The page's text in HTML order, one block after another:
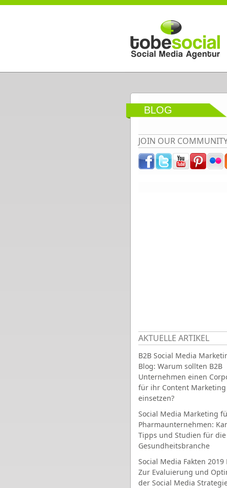
Direkt zum Inhalt
BLOG
JOIN OUR
AKTUELLE ARTIKEL
B2B Social Media
Blog: Warum sollten B2B
Unternehmen einen
für ihr Content Marketing
einsetzen?
Social Media Marketing
Pharmaunternehmen:
Tipps und Studien für die
Gesundheitsbranche
Social Media Fakten 2019
Zur Evaluierung und
der Social Media